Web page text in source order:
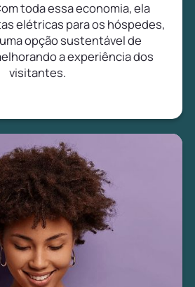
toda essa economia, ela
elétricas para os hóspedes,
opção sustentável de
a experiência dos
visitantes.